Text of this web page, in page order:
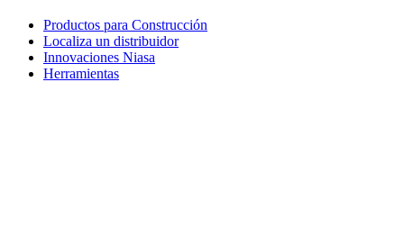
Productos para Construcción
Localiza un distribuidor
Innovaciones Niasa
Herramientas